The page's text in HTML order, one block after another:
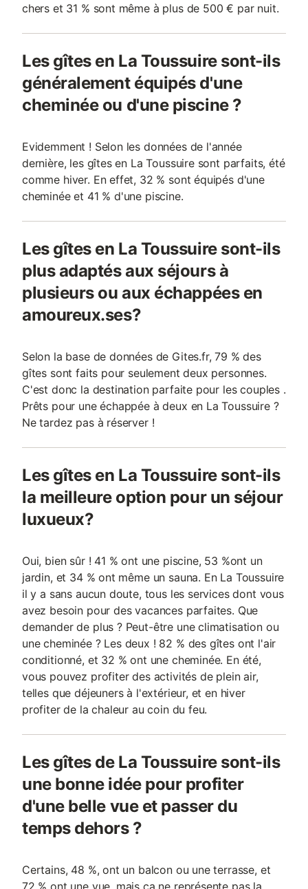
chers et 31 % sont même à plus de 500 € par nuit.
Les gîtes en La Toussuire sont-ils
généralement équipés d'une
cheminée ou d'une piscine ?
Evidemment ! Selon les données de l'année
dernière, les gîtes en La Toussuire sont parfaits, été
comme hiver. En effet, 32 % sont équipés d'une
cheminée et 41 % d'une piscine.
Les gîtes en La Toussuire sont-ils
plus adaptés aux séjours à
plusieurs ou aux échappées en
amoureux.ses?
Selon la base de données de Gites.fr, 79 % des
gîtes sont faits pour seulement deux personnes.
C'est donc la destination parfaite pour les couples .
Prêts pour une échappée à deux en La Toussuire ?
Ne tardez pas à réserver !
Les gîtes en La Toussuire sont-ils
la meilleure option pour un séjour
luxueux?
Oui, bien sûr ! 41 % ont une piscine, 53 %ont un
jardin, et 34 % ont même un sauna. En La Toussuire
il y a sans aucun doute, tous les services dont vous
avez besoin pour des vacances parfaites. Que
demander de plus ? Peut-être une climatisation ou
une cheminée ? Les deux ! 82 % des gîtes ont l'air
conditionné, et 32 % ont une cheminée. En été,
vous pouvez profiter des activités de plein air,
telles que déjeuners à l'extérieur, et en hiver
profiter de la chaleur au coin du feu.
Les gîtes de La Toussuire sont-ils
une bonne idée pour profiter
d'une belle vue et passer du
temps dehors ?
Certains, 48 %, ont un balcon ou une terrasse, et
72 % ont une vue, mais ça ne représente pas la